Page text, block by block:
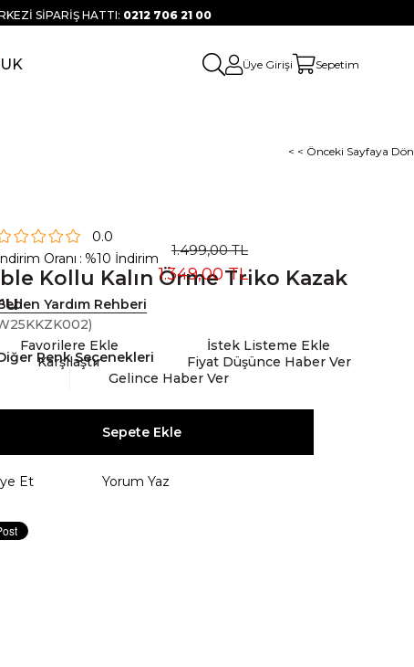
SİPARİŞ HATTI: 0212 706 21 00
Üye Girişi Sepetim
< < Önceki Sayfaya Dön
Kollu Kalın Örme Triko Kazak
0.0
Oranı : %10 İndirim 1.499,00 TL
1.349,00 TL
Yardım Rehberi
Renk Seçenekleri
Favorilere Ekle
İstek Listeme Ekle
Karşılaştır
Fiyat Düşünce Haber Ver
Gelince Haber Ver
Et Yorum Yaz